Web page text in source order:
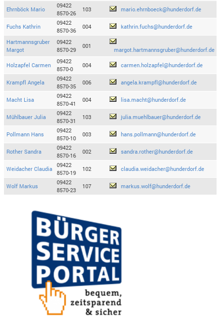
Ehrnböck Mario
09422
8570-26
103 mario.ehrnboeck@hunderdorf.de
Fuchs Kathrin
09422
8570-36
004 kathrin.fuchs@hunderdorf.de
Hartmannsgruber
Margot
09422
8570-29
001
margot.hartmannsgruber@hunderdorf.de
Holzapfel Carmen
09422
8570-0
004 carmen.holzapfel@hunderdorf.de
Krampfl Angela
09422
8570-35
006 angela.krampfl@hunderdorf.de
Macht Lisa
09422
8570-41
004 lisa.macht@hunderdorf.de
Mühlbauer Julia
09422
8570-31
103 julia.muehlbauer@hunderdorf.de
Pollmann Hans
09422
8570-10
003 hans.pollmann@hunderdorf.de
Rother Sandra
09422
8570-16
002 sandra.rother@hunderdorf.de
Weidacher Claudia
09422
8570-19
102 claudia.weidacher@hunderdorf.de
Wolf Markus
09422
8570-23
107 markus.wolf@hunderdorf.de